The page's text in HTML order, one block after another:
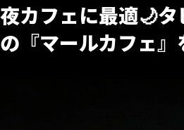
夜カフェに最適🌙タ
の『マールカフェ